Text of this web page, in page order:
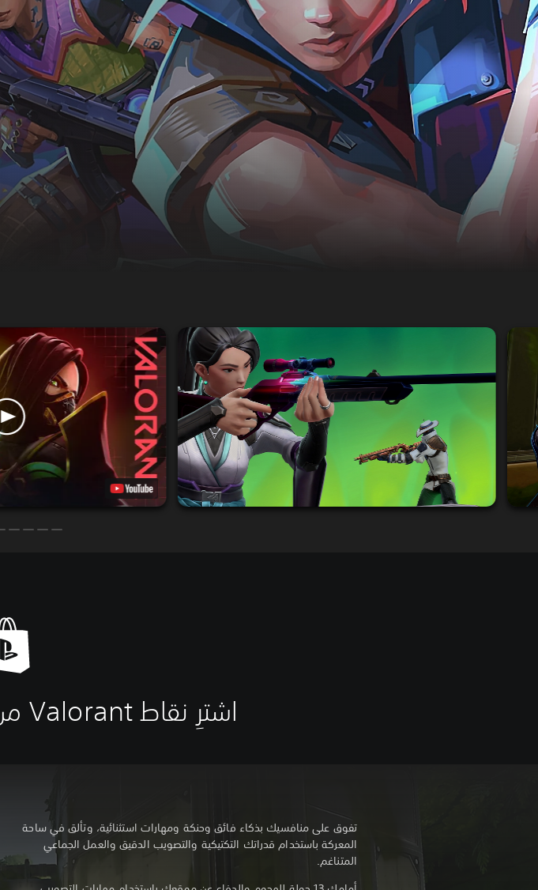
اشترِ نقاط Valorant من PlayStation Store
تفوق على منافسيك بذكاء فائق وحنكة ومهارات استثنائية، وتألق في ساحة
المعركة باستخدام قدراتك التكتيكية والتصويب الدقيق والعمل الجماعي
المتناغم.